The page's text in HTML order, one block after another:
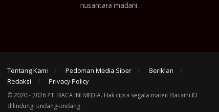
nusantara madani.
Tentang Kami Pedoman Media Siber
Beriklan
Redaksi
Privacy Policy
© 2020 - 2026 PT. BACA INI MEDIA. Hak cipta segala materi Bacaini.ID
dilindungi undang-undang.